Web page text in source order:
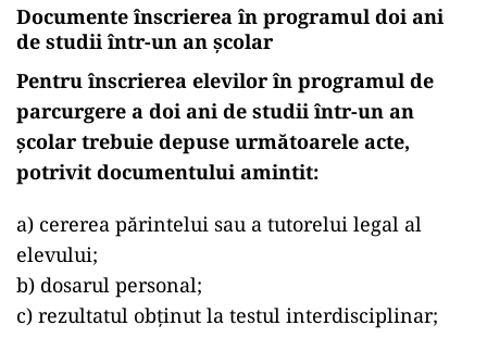
Documente înscrierea în programul doi ani
de studii într-un an școlar
Pentru înscrierea elevilor în programul de
parcurgere a doi ani de studii într-un an
şcolar trebuie depuse următoarele acte,
potrivit documentului amintit:
a) cererea părintelui sau a tutorelui legal al
elevului;
b) dosarul personal;
c) rezultatul obținut la testul interdisciplinar;